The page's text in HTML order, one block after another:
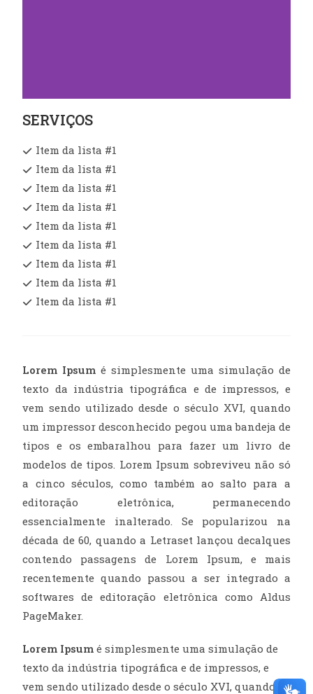
SERVIÇOS
Item da lista #1
Item da lista #1
Item da lista #1
Item da lista #1
Item da lista #1
Item da lista #1
Item da lista #1
Item da lista #1
Item da lista #1
Lorem Ipsum é simplesmente uma simulação de
texto da indústria tipográfica e de impressos, e
vem sendo utilizado desde o século XVI, quando
um impressor desconhecido pegou uma bandeja de
tipos e os embaralhou para fazer um livro de
modelos de tipos. Lorem Ipsum sobreviveu não só
a cinco séculos, como também ao salto para a
editoração eletrônica, permanecendo
essencialmente inalterado. Se popularizou na
década de 60, quando a Letraset lançou decalques
contendo passagens de Lorem Ipsum, e mais
recentemente quando passou a ser integrado a
softwares de editoração eletrônica como Aldus
PageMaker.
Lorem Ipsum é simplesmente uma simulação de
texto da indústria tipográfica e de impressos, e
vem sendo utilizado desde o século XVI, quando